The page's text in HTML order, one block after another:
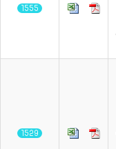
1555
1529